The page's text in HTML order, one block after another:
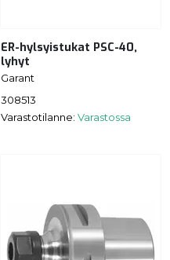
ER-hylsyistukat PSC-40,
lyhyt
Garant
308513
Varastotilanne: Varastossa